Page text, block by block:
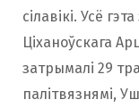
сілавікі. Усё
Ціханоўскага
затрымалі 29
палітвязнямі,